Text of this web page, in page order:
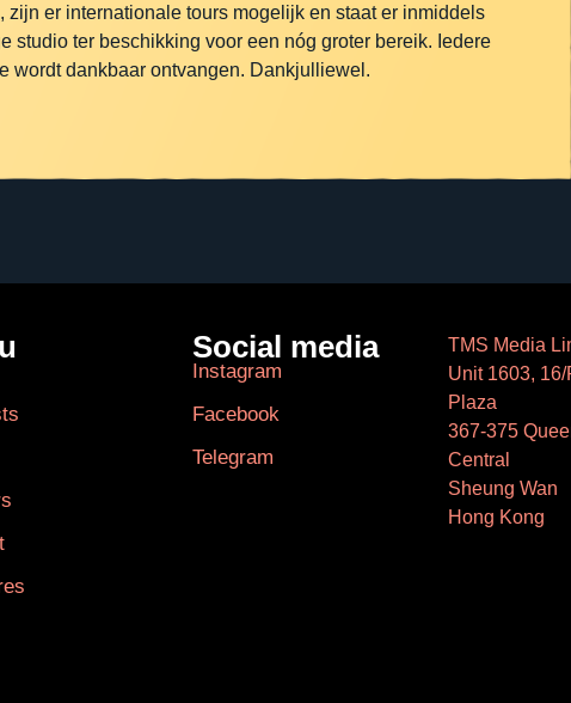
zijn er internationale tours mogelijk en staat er inmiddels
studio ter beschikking voor een nóg groter bereik. Iedere
wordt dankbaar ontvangen. Dankjulliewel.
Social media
Instagram
Facebook
Telegram
TMS Media
Unit 1603, 16/
Plaza
367-375
Central
Sheung Wan
Hong Kong